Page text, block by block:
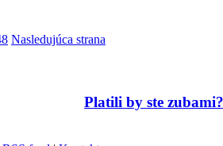
Nasledujúca strana
Platili by ste